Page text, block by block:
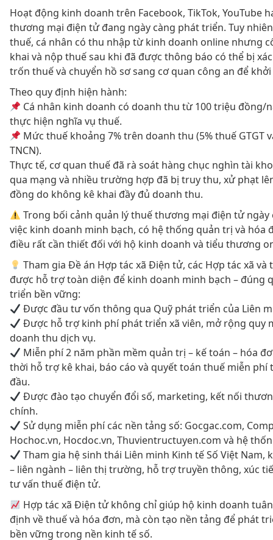
Hoạt động kinh doanh trên Facebook, TikTok, YouTube
thương mại điện tử đang ngày càng phát triển. Tuy
thuế, cá nhân có thu nhập từ kinh doanh online nhưng
khai và nộp thuế sau khi đã được thông báo có thể bị
trốn thuế và chuyển hồ sơ sang cơ quan công an để
Theo quy định hiện hành:
Cá nhân kinh doanh có doanh thu từ 100 triệu đồng/
thực hiện nghĩa vụ thuế.
Mức thuế khoảng 7% trên doanh thu (5% thuế GTGT
TNCN).
Thực tế, cơ quan thuế đã rà soát hàng chục nghìn tài
qua mạng và nhiều trường hợp đã bị truy thu, xử phạt
đồng do không kê khai đầy đủ doanh thu.
Trong bối cảnh quản lý thuế thương mại điện tử ngày
việc kinh doanh minh bạch, có hệ thống quản trị và hóa
điều rất cần thiết đối với hộ kinh doanh và tiểu thương
Tham gia Đề án Hợp tác xã Điện tử, các Hợp tác xã và
được hỗ trợ toàn diện để kinh doanh minh bạch – đúng
triển bền vững:
Được đầu tư vốn thông qua Quỹ phát triển của Liên
Được hỗ trợ kinh phí phát triển xã viên, mở rộng quy
doanh thu dịch vụ.
Miễn phí 2 năm phần mềm quản trị – kế toán – hóa
thời hỗ trợ kê khai, báo cáo và quyết toán thuế miễn phí
đầu.
Được đào tạo chuyển đổi số, marketing, kết nối
chính.
Sử dụng miễn phí các nền tảng số: Gocgac.com,
Hochoc.vn, Hocdoc.vn, Thuvientructuyen.com và hệ
Tham gia hệ sinh thái Liên minh Kinh tế Số Việt Nam,
– liên ngành – liên thị trường, hỗ trợ truyền thông, xúc
tư vấn thuế điện tử.
Hợp tác xã Điện tử không chỉ giúp hộ kinh doanh
định về thuế và hóa đơn, mà còn tạo nền tảng để phát
bền vững trong nền kinh tế số.